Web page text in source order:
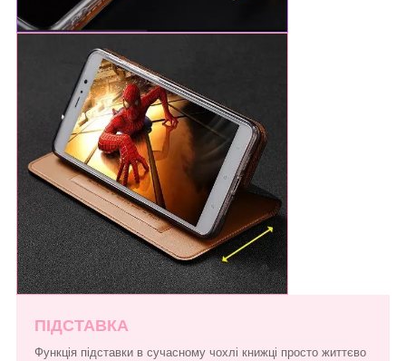
ПІДСТАВКА
Функція підставки в сучасному чохлі книжці просто життєво